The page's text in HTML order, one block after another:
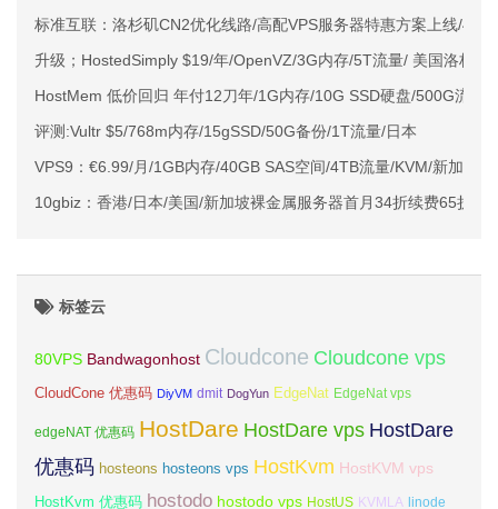
标准互联：洛杉矶CN2优化线路/高配VPS服务器特惠方案上线/4G
升级；HostedSimply $19/年/OpenVZ/3G内存/5T流量/ 美国洛杉矶
HostMem 低价回归 年付12刀年/1G内存/10G SSD硬盘/500G流量
评测:Vultr $5/768m内存/15gSSD/50G备份/1T流量/日本
VPS9：€6.99/月/1GB内存/40GB SAS空间/4TB流量/KVM/新加坡/
10gbiz：香港/日本/美国/新加坡裸金属服务器首月34折续费65折
标签云
80VPS Bandwagonhost Cloudcone Cloudcone vps
CloudCone 优惠码 DiyVM dmit DogYun EdgeNat EdgeNat vps
edgeNAT 优惠码 HostDare HostDare vps HostDare
优惠码 hosteons hosteons vps HostKvm HostKVM vps
HostKvm 优惠码 hostodo hostodo vps HostUS KVMLA linode